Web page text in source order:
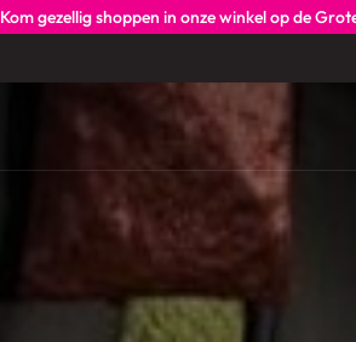
Kom gezellig shoppen in onze winkel op de